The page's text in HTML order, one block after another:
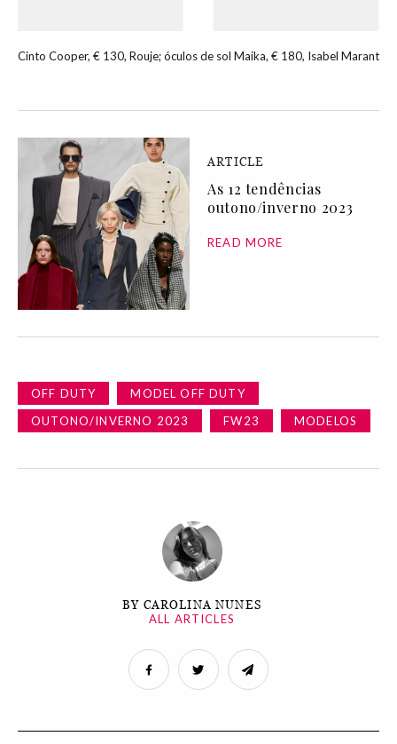
Cinto Cooper, € 130, Rouje; óculos de sol Maika, € 180, Isabel Marant
ARTICLE
As 12 tendências
outono/inverno 2023
READ MORE
OFF DUTY
MODEL OFF DUTY
OUTONO/INVERNO 2023
FW23 MODELOS
BY CAROLINA NUNES
ALL ARTICLES